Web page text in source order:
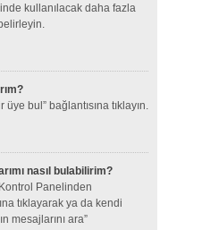
kullanılacak daha fazla
bul” bağlantısına tıklayın.
nasıl bulabilirim?
Kontrol Panelinden
tıklayarak ya da kendi
mesajlarını ara”